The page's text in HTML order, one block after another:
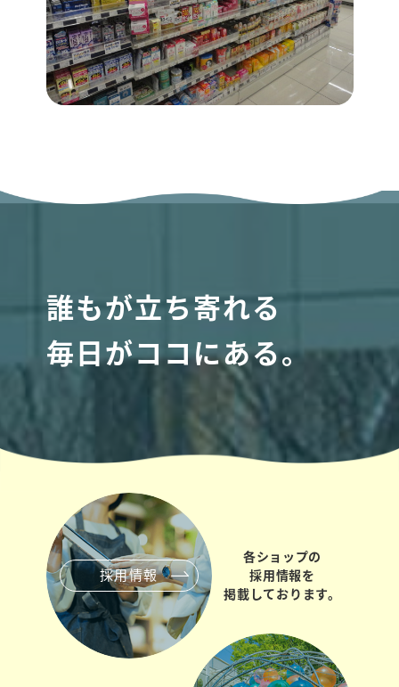
誰もが立ち寄れる
毎日がココにある。
採用情報
各ショップの
採用情報を
掲載しております。